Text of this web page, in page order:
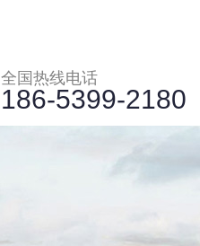
全国热线电话
186-5399-2180